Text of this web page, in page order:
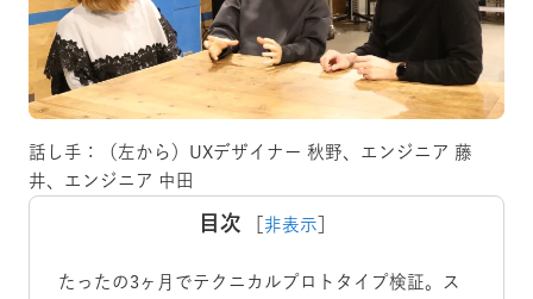
話し手：（左から）UXデザイナー 秋野、エンジニア 藤
井、エンジニア 中田
目次 非表示
たったの3ヶ月でテクニカルプロトタイプ検証。ス